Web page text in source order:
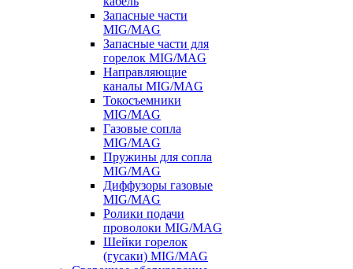
Запасные части
MIG/MAG
Запасные части для
горелок MIG/MAG
Направляющие
каналы MIG/MAG
Токосъемники
MIG/MAG
Газовые сопла
MIG/MAG
Пружины для сопла
MIG/MAG
Диффузоры газовые
MIG/MAG
Ролики подачи
проволоки MIG/MAG
Шейки горелок
(гусаки) MIG/MAG